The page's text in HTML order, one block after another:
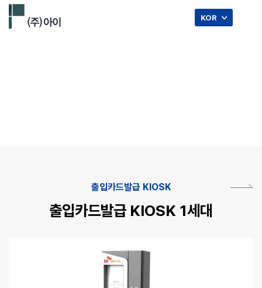
KOR
출입카드발급 KIOSK
출입카드발급 KIOSK 1세대